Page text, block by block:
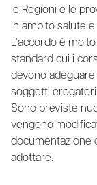
le Regioni e le
in ambito salute
L’accordo è
standard cui i
devono adeguare
soggetti
Sono previste
vengono
documentazione
adottare.